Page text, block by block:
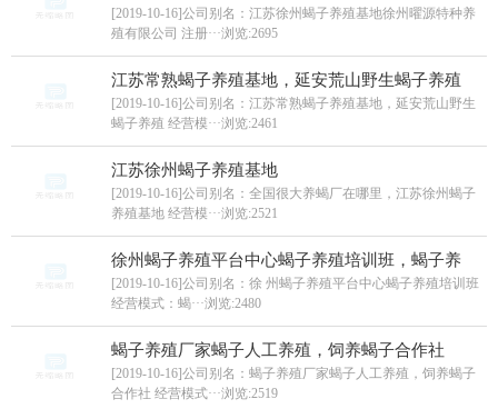
[2019-10-16]公司别名：江苏徐州蝎子养殖基地徐州曜源特种养
殖有限公司 注册···浏览:2695
江苏常熟蝎子养殖基地，延安荒山野生蝎子养殖
[2019-10-16]公司别名：江苏常熟蝎子养殖基地，延安荒山野生
蝎子养殖 经营模···浏览:2461
江苏徐州蝎子养殖基地
[2019-10-16]公司别名：全国很大养蝎厂在哪里，江苏徐州蝎子
养殖基地 经营模···浏览:2521
徐州蝎子养殖平台中心蝎子养殖培训班，蝎子养
[2019-10-16]公司别名：徐 州蝎子养殖平台中心蝎子养殖培训班
经营模式：蝎···浏览:2480
蝎子养殖厂家蝎子人工养殖，饲养蝎子合作社
[2019-10-16]公司别名：蝎子养殖厂家蝎子人工养殖，饲养蝎子
合作社 经营模式···浏览:2519